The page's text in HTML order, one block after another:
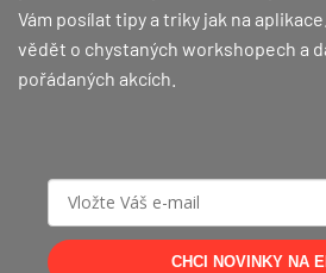
Vám posílat tipy a triky jak na
vědět o chystaných workshopech a
pořádaných akcích.
CHCI NOVINKY NA